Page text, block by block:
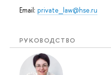
Email: private_law@hse.ru
РУКОВОДСТВО